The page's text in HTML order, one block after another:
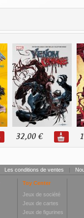
32,00 €
Les conditions de ventes |
Toy Center
Jeux de société
Jeux de cartes
Jeux de figurines